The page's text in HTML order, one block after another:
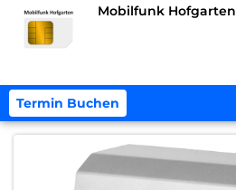
Mobilfunk Hofgarten
Termin Buchen